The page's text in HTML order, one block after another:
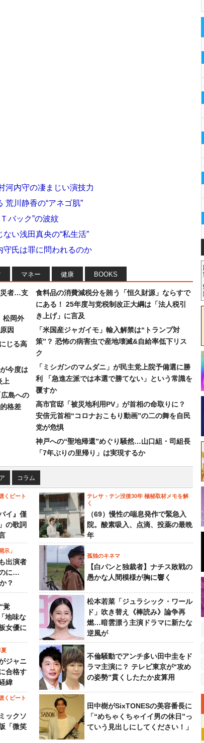
河内守の凄まじい演技力
荒川静香の“アネゴ肌”
バック”の波紋
い浅田真央の“私生活”
守氏は罪に問われるのか
マネー 健康 BOOKS
災者…支
松岡外
因
じる高
今度は
上
島への
格差
食料品の消費減税分を賄う「恒久財源」ならすで
にある！ 25年度与党税制改正大綱は「法人税引
き上げ」に言及
「米国産ジャガイモ」輸入解禁は“トランプ対
策”？ 恐怖の病害虫で産地壊滅&自給率低下リス
ク
「ミシガンのマムダニ」が民主党上院予備選に勝
利 「急進左派では本選で勝てない」という常識を
覆すか
高市官邸「被災地利用PV」が首相の命取りに？
安倍元首相“コロナおこもり動画”の二の舞を自民
党が危惧
神戸への“聖地帰還”めぐり騒然…山口組・司組長
「7年ぶりの里帰り」は実現するか
コラム
くビート
イ』僅
の歌詞
テレサ・テン没後30年 極秘取材メモを解
く
（69）慢性の喘息発作で緊急入
院。酸素吸入、点滴、投薬の最晩
年
示」
出演者
に…
？
孤独のキネマ
【白パンと独裁者】ナチス敗戦の
愚かな人間模様が胸に響く
覚
地味な
女優に
松本若菜「ジュラシック・ワール
ド」吹き替え《棒読み》論争再
燃…暗雲漂う主演ドラマに新たな
逆風が
夏
ジャニ
合格す
緯
不倫騒動でアンチ多い田中圭をド
ラマ主演に？ テレビ東京が“攻め
の姿勢”貫くしたたか皮算用
くビート
ックソ
「微笑
田中樹がSixTONESの美容番長に
「“めちゃくちゃイイ男の休日”っ
ていう見出しにしてください！」